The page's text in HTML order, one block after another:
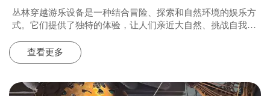
丛林穿越游乐设备是一种结合冒险、探索和自然环境的娱乐方
式。它们提供了独特的体验，让人们亲近大自然、挑战自我，
查看更多